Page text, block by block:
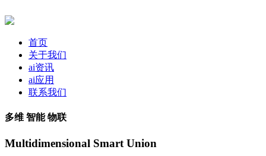
首页
关于我们
ai资讯
ai应用
联系我们
多维 智能 物联
Multidimensional Smart Union